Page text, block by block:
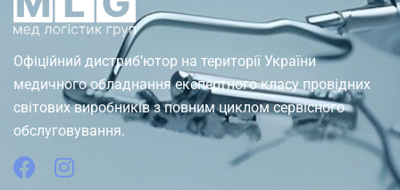
Офіційний дистриб’ютор на території України
медичного обладнання експертного класу провідних
світових виробників з повним циклом сервісного
обслуговування.